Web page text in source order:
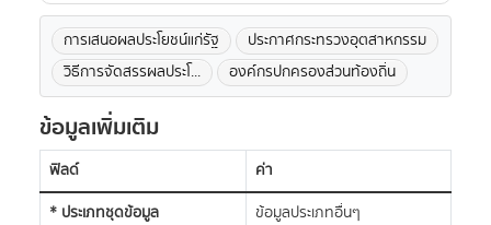
การเสนอผลประโยชน์แก่รัฐ
ประกาศกระทรวงอุตสาหกรรม
วิธีการจัดสรรผลประโ...
องค์กรปกครองส่วนท้องถิ่น
ข้อมูลเพิ่มเติม
ฟิลด์
ค่า
* ประเภทชุดข้อมูล
ข้อมูลประเภทอื่นๆ